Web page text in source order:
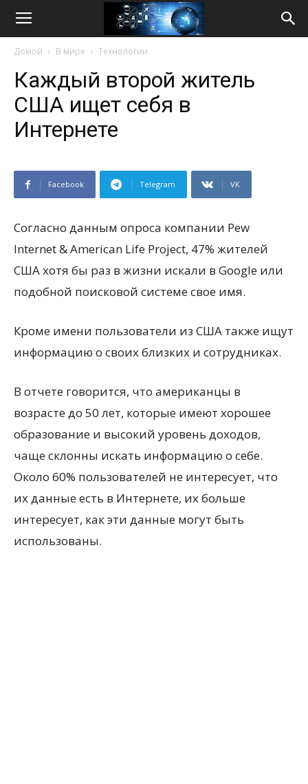
Life
Домой В мире Технологии
Каждый второй житель
США ищет себя в
Интернете
Facebook Telegram VK
Согласно данным опроса компании Pew
Іnternet & Amerіcan Lіfe Project, 47% жителей
США хотя бы раз в жизни искали в Google или
подобной поисковой системе свое имя.
Кроме имени пользователи из США также ищут
информацию о своих близких и сотрудниках.
В отчете говорится, что американцы в
возрасте до 50 лет, которые имеют хорошее
образование и высокий уровень доходов,
чаще склонны искать информацию о себе.
Около 60% пользователей не интересует, что
их данные есть в Интернете, их больше
интересует, как эти данные могут быть
использованы.